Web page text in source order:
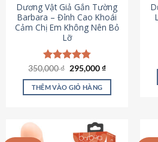
Dương Vật Giả Gắn Tường
Barbara – Đỉnh Cao Khoái
Cảm Chị Em Không Nên Bỏ
Lỡ
Được xếp
hạng4.79
5 sao
350,000₫ Giá
là:
350,000 ₫.
295,000₫Giá
tại
THÊM VÀO GIỎ HÀNG